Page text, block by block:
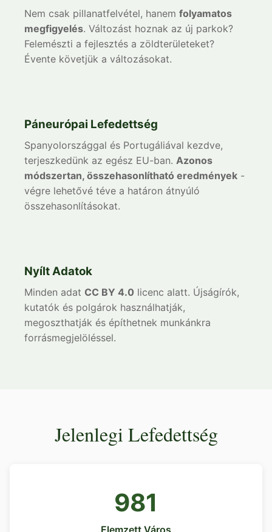
Nem csak pillanatfelvétel, hanem folyamatos
megfigyelés. Változást hoznak az új parkok?
Felemészti a fejlesztés a zöldterületeket?
Évente követjük a változásokat.
Páneurópai Lefedettség
Spanyolországgal és Portugáliával kezdve,
terjeszkedünk az egész EU-ban. Azonos
módszertan, összehasonlítható eredmények -
végre lehetővé téve a határon átnyúló
összehasonlításokat.
Nyílt Adatok
Minden adat CC BY 4.0 licenc alatt. Újságírók,
kutatók és polgárok használhatják,
megoszthatják és építhetnek munkánkra
forrásmegjelöléssel.
Jelenlegi Lefedettség
981
Elemzett Város